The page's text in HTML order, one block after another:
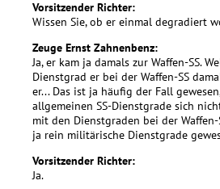
Vorsitzender Richter:
Wissen Sie, ob er einmal degradiert
Zeuge Ernst Zahnenbenz:
Ja, er kam ja damals zur Waffen-SS.
Dienstgrad er bei der Waffen-SS
er... Das ist ja häufig der Fall
allgemeinen SS-Dienstgrade sich
mit den Dienstgraden bei der Waffen-
ja rein militärische Dienstgrade
Vorsitzender Richter:
Ja.